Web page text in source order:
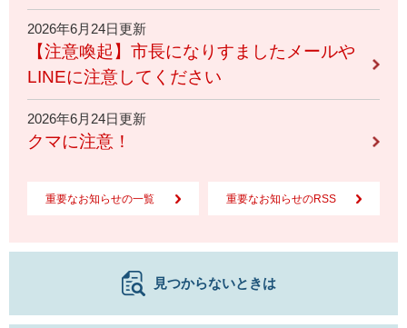
2026年6月24日更新
【注意喚起】市長になりすましたメールや
LINEに注意してください
2026年6月24日更新
クマに注意！
重要なお知らせの一覧 重要なお知らせのRSS
見つからないときは